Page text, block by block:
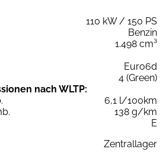
110 kW / 150 PS
Benzin
1.498 cm³
Euro6d
4 (Green)
nach WLTP:
6,1 l/100km
138 g/km
E
Zentrallager